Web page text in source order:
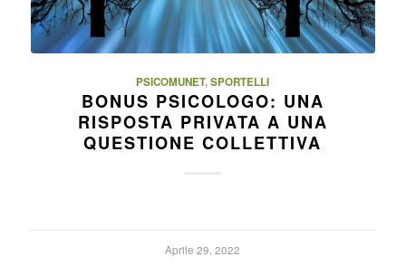
PSICOMUNET,SPORTELLI
BONUS PSICOLOGO: UNA
RISPOSTA PRIVATA A UNA
QUESTIONE COLLETTIVA
Aprile 29, 2022